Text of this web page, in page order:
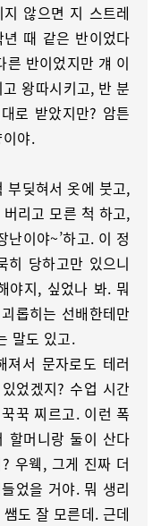
않으면 지 스트레
때 같은 반이었다
반이었지만 걔 이
왕따시키고, 반 분
로 받았지만? 암튼
야.
부딪혀서 옷에 붓고,
리고 모른 척 하고,
난이야~’하고. 이 정
히 당하고만 있으니
야지, 싶었나 봐. 뭐
롭히는 선배한테만
말도 있고.
서 문자로도 테러
었겠지? 수업 시간
꾹 찌르고. 이런 폭
할머니랑 둘이 산다
우웩, 그게 진짜 더
었을 거야. 뭐 생리
도 잘 모른데. 근데